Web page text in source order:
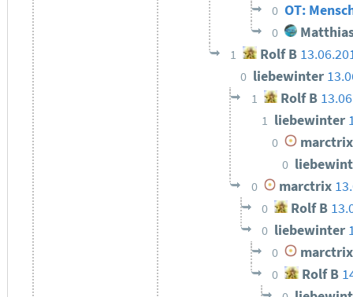
0 OT:
0
1 Rolf B
0 liebewinter
1 Rolf B
1 liebewinter
0 marctrix
0
0 marctrix
0 Rolf B
0 liebewinter
0 marctrix
0 Rolf B